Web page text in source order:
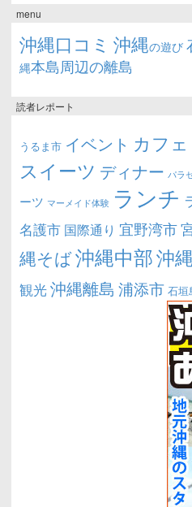
menu
沖縄口コミ 沖縄の遊び
縄本島周辺の離島
読者レポート
うるま市 イベント カフェ
スイーツ ディナー パラ
ーツ マーメイド体験 ランチ
名護市 国際通り 宜野湾市
縄そば沖縄中部沖
観光沖縄離島 浦添市 石垣